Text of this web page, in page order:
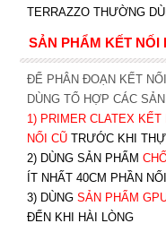
TERRAZZO THƯỜNG
SẢN PHẨM KẾT NỐI
ĐỂ PHÂN ĐOẠN KẾT
DÙNG TỔ HỢP CÁC
1) PRIMER CLATEX
NỐI CŨ TRƯỚC KHI T
2) DÙNG SẢN PHẨM
ÍT NHẤT 40CM PHẦN
3) DÙNG SẢN PHẨM
ĐẾN KHI HÀI LÒNG